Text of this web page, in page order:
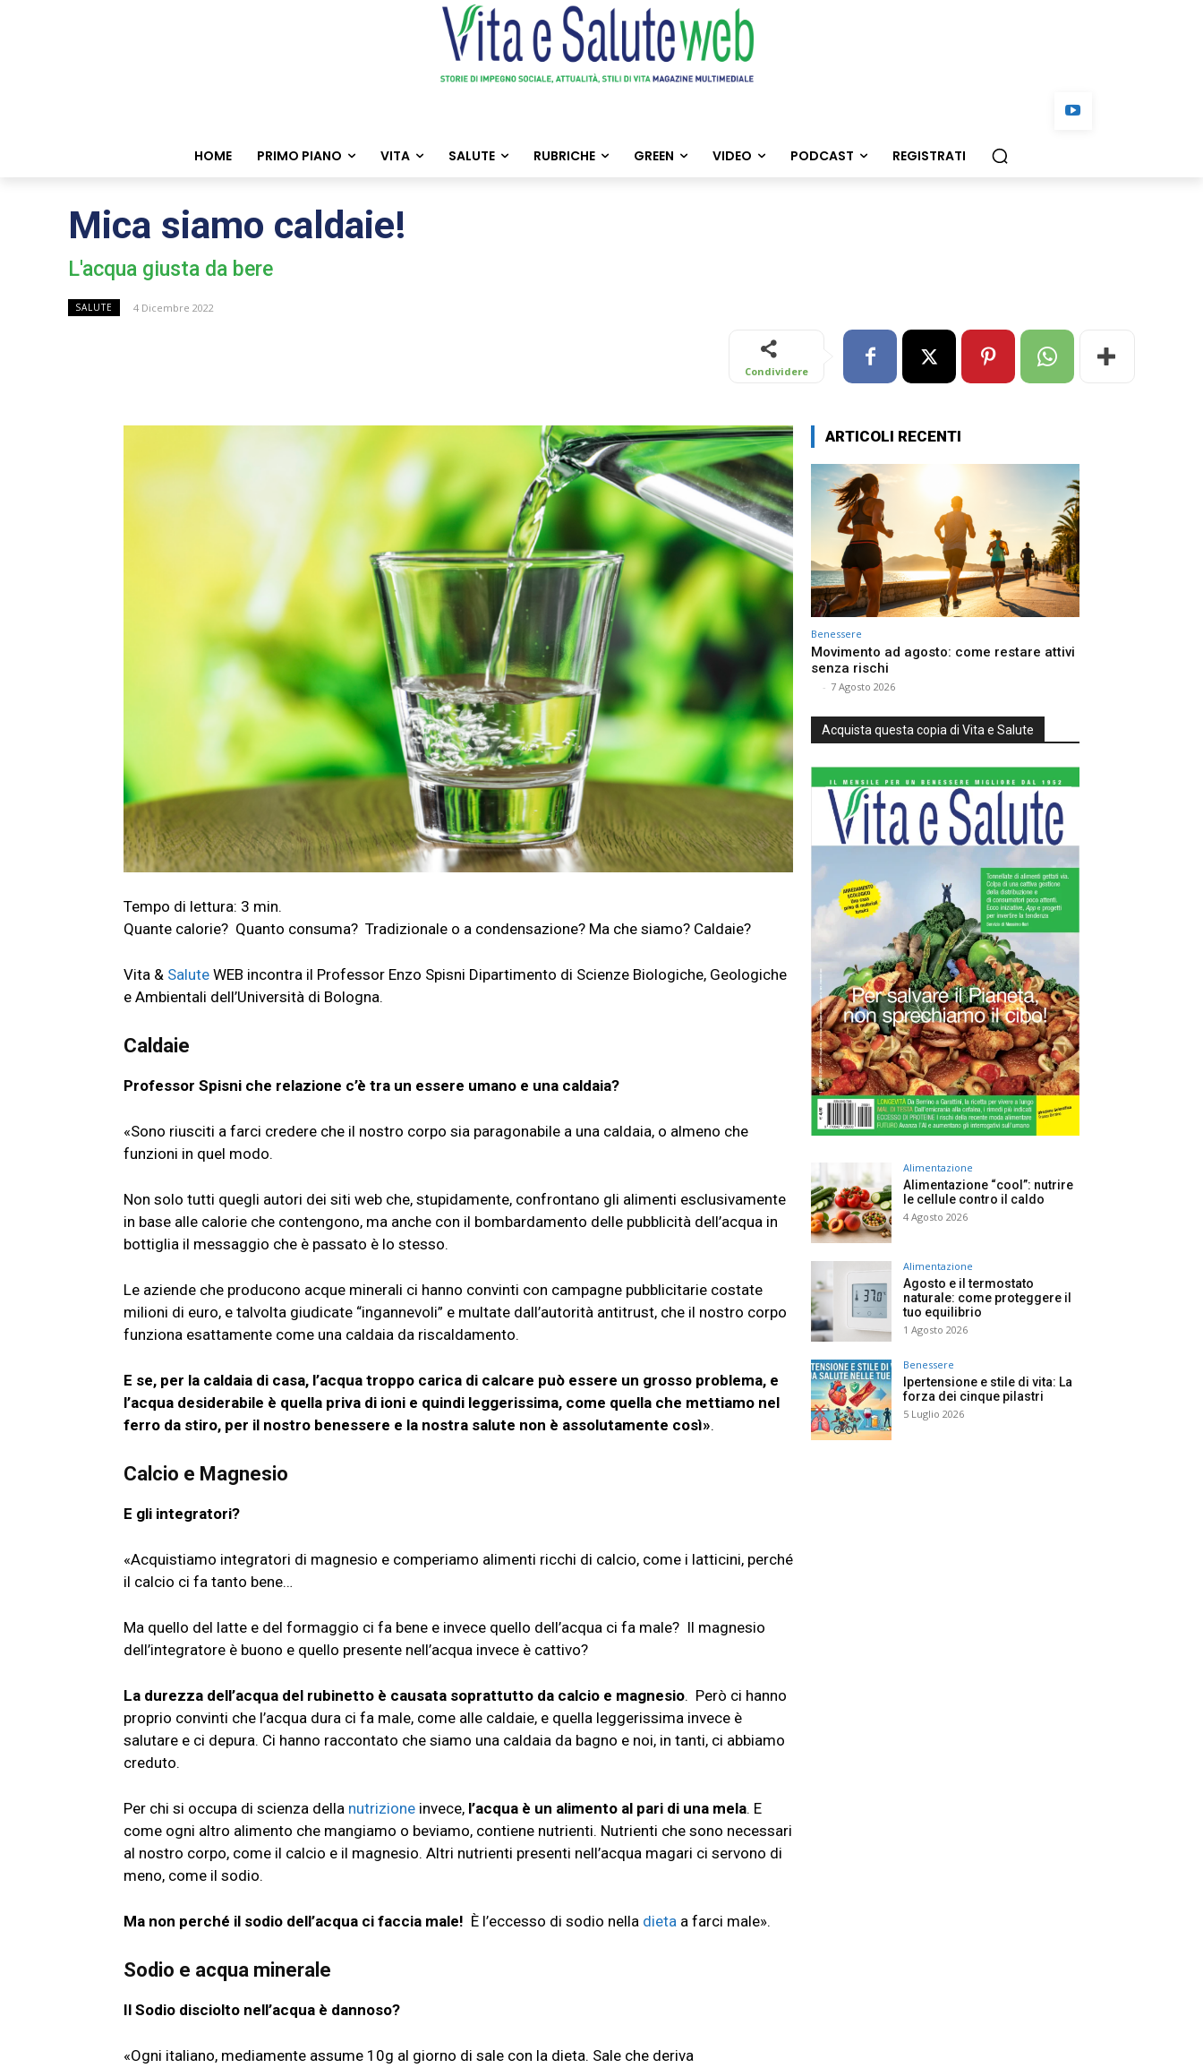
HOME PRIMO PIANO VITA SALUTE RUBRICHE GREEN VIDEO PODCAST REGISTRATI
Mica siamo caldaie!
L'acqua giusta da bere
SALUTE 4 Dicembre 2022
Condividere
Quante calorie? Quanto consuma? Tradizionale o a condensazione? Ma che siamo? Caldaie?
Vita & Salute WEB incontra il Professor Enzo Spisni Dipartimento di Scienze Biologiche, Geologiche
e Ambientali dell’Università di Bologna.
Caldaie
Professor Spisni che relazione c’è tra un essere umano e una caldaia?
«Sono riusciti a farci credere che il nostro corpo sia paragonabile a una caldaia, o almeno che
funzioni in quel modo.
Non solo tutti quegli autori dei siti web che, stupidamente, confrontano gli alimenti esclusivamente
in base alle calorie che contengono, ma anche con il bombardamento delle pubblicità dell’acqua in
bottiglia il messaggio che è passato è lo stesso.
Le aziende che producono acque minerali ci hanno convinti con campagne pubblicitarie costate
milioni di euro, e talvolta giudicate “ingannevoli” e multate dall’autorità antitrust, che il nostro corpo
funziona esattamente come una caldaia da riscaldamento.
E se, per la caldaia di casa, l’acqua troppo carica di calcare può essere un grosso problema, e
l’acqua desiderabile è quella priva di ioni e quindi leggerissima, come quella che mettiamo nel
ferro da stiro, per il nostro benessere e la nostra salute non è assolutamente così».
Calcio e Magnesio
E gli integratori?
«Acquistiamo integratori di magnesio e comperiamo alimenti ricchi di calcio, come i latticini, perché
il calcio ci fa tanto bene…
Ma quello del latte e del formaggio ci fa bene e invece quello dell’acqua ci fa male? Il magnesio
dell’integratore è buono e quello presente nell’acqua invece è cattivo?
La durezza dell’acqua del rubinetto è causata soprattutto da calcio e magnesio. Però ci hanno
proprio convinti che l’acqua dura ci fa male, come alle caldaie, e quella leggerissima invece è
salutare e ci depura. Ci hanno raccontato che siamo una caldaia da bagno e noi, in tanti, ci abbiamo
creduto.
Per chi si occupa di scienza della nutrizione invece, l’acqua è un alimento al pari di una mela. E
come ogni altro alimento che mangiamo o beviamo, contiene nutrienti. Nutrienti che sono necessari
al nostro corpo, come il calcio e il magnesio. Altri nutrienti presenti nell’acqua magari ci servono di
meno, come il sodio.
Ma non perché il sodio dell’acqua ci faccia male! È l’eccesso di sodio nella dieta a farci male».
Sodio e acqua minerale
Il Sodio disciolto nell’acqua è dannoso?
«Ogni italiano, mediamente assume 10g al giorno di sale con la dieta. Sale che deriva
ARTICOLI RECENTI
Benessere
Movimento ad agosto: come restare attivi
senza rischi
- 7 Agosto 2026
Acquista questa copia di Vita e Salute
Alimentazione
Alimentazione “cool”: nutrire
le cellule contro il caldo
4 Agosto 2026
Alimentazione
Agosto e il termostato
naturale: come proteggere il
tuo equilibrio
1 Agosto 2026
Benessere
Ipertensione e stile di vita: La
forza dei cinque pilastri
5 Luglio 2026